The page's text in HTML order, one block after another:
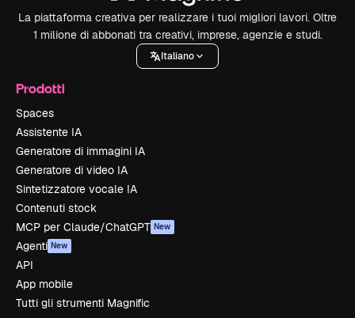
La piattaforma creativa per realizzare i tuoi migliori lavori. Oltre
1 milione di abbonati tra creativi, imprese, agenzie e studi.
Italiano
Prodotti
Spaces
Assistente IA
Generatore di immagini IA
Generatore di video IA
Sintetizzatore vocale IA
Contenuti stock
MCP per Claude/ChatGPT New
Agenti New
API
App mobile
Tutti gli strumenti Magnific